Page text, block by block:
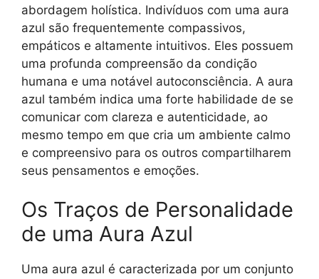
abordagem holística. Indivíduos com uma aura
azul são frequentemente compassivos,
empáticos e altamente intuitivos. Eles possuem
uma profunda compreensão da condição
humana e uma notável autoconsciência. A aura
azul também indica uma forte habilidade de se
comunicar com clareza e autenticidade, ao
mesmo tempo em que cria um ambiente calmo
e compreensivo para os outros compartilharem
seus pensamentos e emoções.
Os Traços de Personalidade
de uma Aura Azul
Uma aura azul é caracterizada por um conjunto